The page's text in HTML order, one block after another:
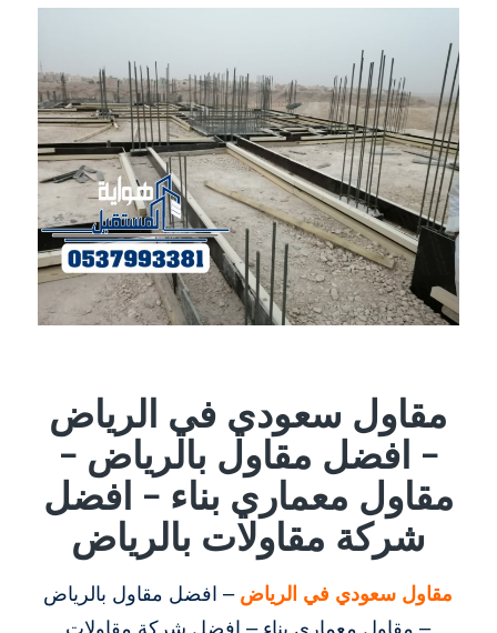
مقاول سعودي في الرياض
– افضل مقاول بالرياض –
مقاول معماري بناء – افضل
شركة مقاولات بالرياض
مقاول سعودي في الرياض– افضل مقاول بالرياض
– مقاول معماري بناء – افضل شركة مقاولات